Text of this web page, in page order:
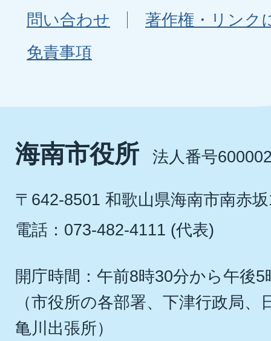
問い合わせ
著作権・リンク
免責事項
海南市役所 法人番号
〒642-8501 和歌山県海南市南赤
電話：073-482-4111 (代表)
開庁時間：午前8時30分から午後5
（市役所の各部署、下津行政局
亀川出張所）